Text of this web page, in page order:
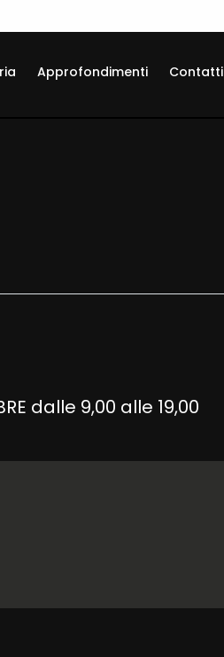
Approfondimenti Contatti
dalle 9,00 alle 19,00